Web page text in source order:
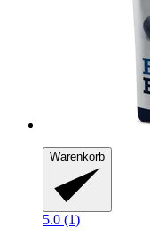
Warenkorb
5.0 (1)